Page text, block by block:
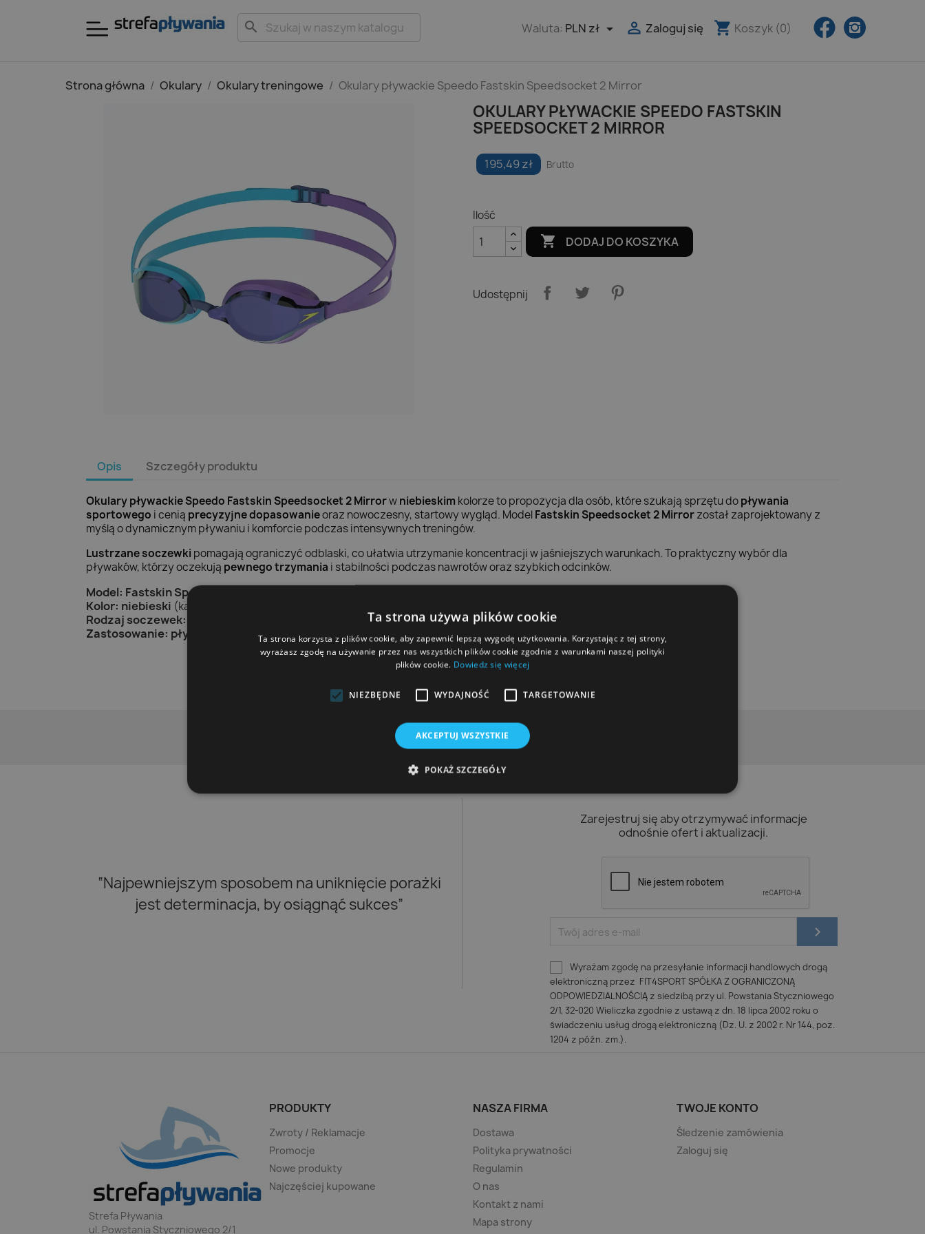
search Facebook
shopping_cart Koszyk (0)
 Zaloguj się
Waluta: PLN zł 
Strona główna Okulary Okulary treningowe Okulary pływackie Speedo Fastskin Speedsocket 2 Mirror
OKULARY PŁYWACKIE SPEEDO FASTSKIN
SPEEDSOCKET 2 MIRROR
195,49 zł Brutto
Ilość
 DODAJ DO KOSZYKA
Udostępnij
Opis Szczegóły produktu
Okulary pływackie Speedo Fastskin Speedsocket 2 Mirrorwniebieskim kolorze to propozycja dla osób, które szukają sprzętu dopływania
sportowego i cenią precyzyjne dopasowanieoraz nowoczesny, startowy wygląd. ModelFastskin Speedsocket 2 Mirrorzostał zaprojektowany z
myślą o dynamicznym pływaniu i komforcie podczas intensywnych treningów.
Lustrzane soczewki pomagają ograniczyć odblaski, co ułatwia utrzymanie koncentracji w jaśniejszych warunkach. To praktyczny wybór dla
pływaków, którzy oczekują pewnego trzymania i stabilności podczas nawrotów oraz szybkich odcinków.
Model: Fastskin Speedsocket 2 Mirror
Kolor: niebieski (katalogowo
Rodzaj soczewek:
– mniejsze odblaski w jasnym otoczeniu
Zastosowanie: pływanie sportowe (trening i starty)
“Najpewniejszym sposobem na uniknięcie porażki
jest determinacja, by osiągnąć sukces”
Zarejestruj się aby otrzymywać informacje
odnośnie ofert i aktualizacji.
Wyrażam zgodę na przesyłanie informacji handlowych drogą
elektroniczną przez FIT4SPORT SPÓŁKA Z OGRANICZONĄ
ODPOWIEDZIALNOŚCIĄ z siedzibą przy ul. Powstania Styczniowego
2/1, 32-020 Wieliczka zgodnie z ustawą z dn. 18 lipca 2002 roku o
świadczeniu usług drogą elektroniczną (Dz. U. z 2002 r. Nr 144, poz.
1204 z późn. zm.).
Strefa Pływania
ul. Powstania Styczniowego 2/1
PRODUKTY
Zwroty / Reklamacje
Promocje
Nowe produkty
Najczęściej kupowane
NASZA FIRMA
Dostawa
Polityka prywatności
Regulamin
O nas
Kontakt z nami
Mapa strony
TWOJE KONTO
Śledzenie zamówienia
Zaloguj się
Ta strona używa plików cookie
Ta strona korzysta z plików cookie, aby zapewnić lepszą wygodę użytkowania. Korzystając z tej strony,
wyrażasz zgodę na używanie przez nas wszystkich plików cookie zgodnie z warunkami naszej polityki
plików cookie. Dowiedz się więcej
NIEZBĘDNE WYDAJNOŚĆ TARGETOWANIE
AKCEPTUJ WSZYSTKIE
POKAŻ SZCZEGÓŁY